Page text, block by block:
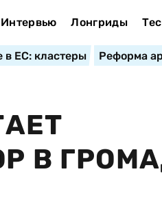
Интервью Лонгриды
в ЕС: кластеры Реформа
В